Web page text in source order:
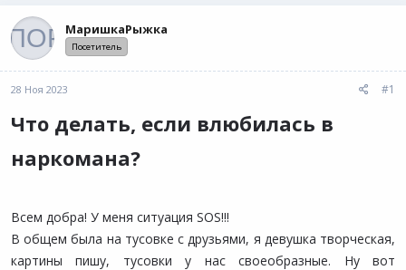
т
е
м
ы
ч
а
МаришкаРыжка
Посетитель
28 Ноя 2023 #1
Что делать, если влюбилась в
наркомана?
Всем добра! У меня ситуация SOS!!!
В общем была на тусовке с друзьями, я девушка творческая,
картины пишу, тусовки у нас своеобразные. Ну вот